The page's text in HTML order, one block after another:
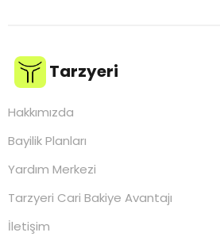
Tarzyeri
Hakkımızda
Bayilik Planları
Yardım Merkezi
Tarzyeri Cari Bakiye Avantajı
İletişim